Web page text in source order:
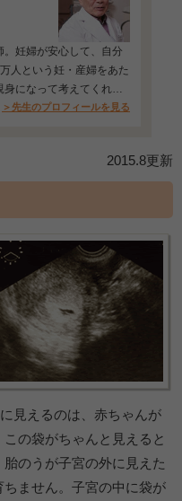
妊婦が安心して、自分
人という妊・産婦をあた
身になって考えてくれ
＞先生のプロフィールを見る
2015.8更新
見えるのは、赤ちゃんが
の袋がちゃんと見えると
のうが子宮の外に見えた
ません。子宮の中に袋が